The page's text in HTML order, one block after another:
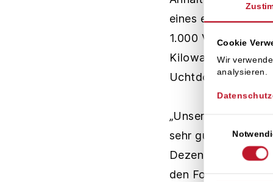
Cookie
Wir
analysieren.
eines ehemaligen
1.000
Kilowattstunden.
Uchtdorf gemäß
„Unser bisheriger
sehr gut
Dezentrale
den Fokus der